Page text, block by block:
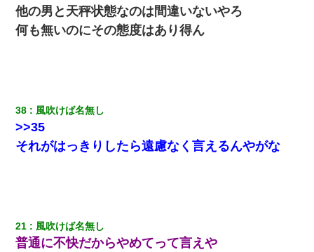
他の男と天秤状態なのは間違いないやろ
何も無いのにその態度はあり得ん
38 風吹けば名無し
>>35
それがはっきりしたら遠慮なく言えるんやがな
21 風吹けば名無し
普通に不快だからやめてって言えや